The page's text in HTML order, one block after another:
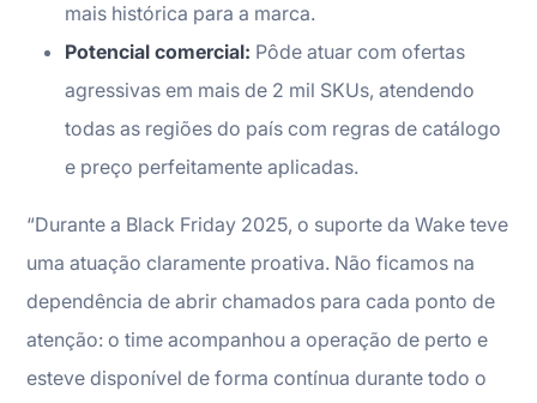
mais histórica para a marca.
Potencial comercial: Pôde atuar com ofertas
agressivas em mais de 2 mil SKUs, atendendo
todas as regiões do país com regras de catálogo
e preço perfeitamente aplicadas.
“Durante a Black Friday 2025, o suporte da Wake teve
uma atuação claramente proativa. Não ficamos na
dependência de abrir chamados para cada ponto de
atenção: o time acompanhou a operação de perto e
esteve disponível de forma contínua durante todo o